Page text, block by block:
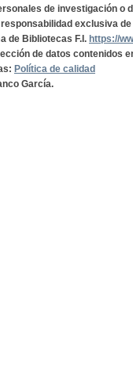
de investigación o
exclusiva
de Bibliotecas F.I. https://
de datos contenidos
Política de calidad
García.